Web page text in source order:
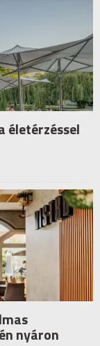
életérzéssel
nyáron